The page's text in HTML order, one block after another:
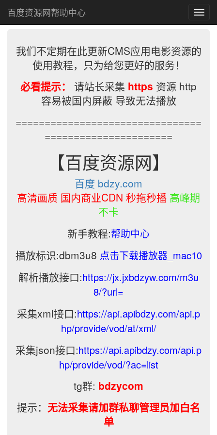
T
o
l
a
百度资源网帮助中心
我们不定期在此更新CMS应用电影资源的
使用教程，只为给您更好的服务！
必看提示：
请站长采集 https 资源 http
容易被国内屏蔽 导致无法播放
================================
======================
【百度资源网】
百度 bdzy.com
高清画质 国内商业CDN 秒拖秒播 高峰期
不卡
新手教程:帮助中心
播放标识:dbm3u8 点击下载播放器_mac10
解析播放接口:https://jx.jxbdzyw.com/m3u
8/?url=
采集xml接口:https://api.apibdzy.com/api.p
hp/provide/vod/at/xml/
采集json接口:https://api.apibdzy.com/api.p
hp/provide/vod/?ac=list
tg群: bdzycom
提示： 无法采集请加群私聊管理员加白名
单